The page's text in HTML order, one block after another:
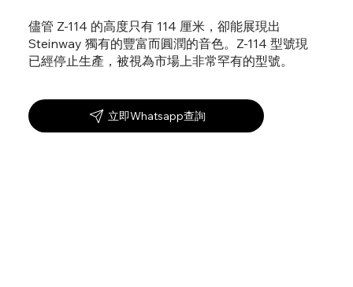
儘管 Z-114 的高度只有 114 厘米，卻能展現出
Steinway 獨有的豐富而圓潤的音色。Z-114 型號現
已經停止生產，被視為市場上非常罕有的型號。
立即Whatsapp查詢